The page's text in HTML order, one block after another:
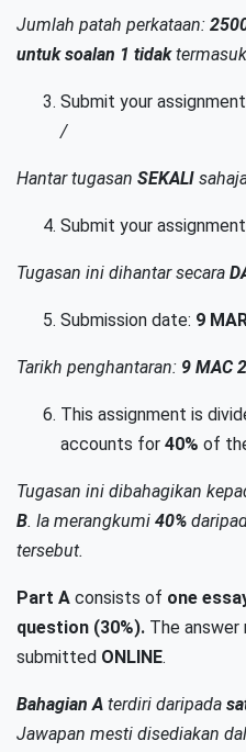
Jumlah patah perkataan:
untuk soalan 1 tidak
Submit your assignment
/
Hantar tugasan SEKALI
Submit your assignment
Tugasan ini dihantar secara
Submission date: 9
Tarikh penghantaran: 9 MAC
This assignment is
accounts for 40% of
Tugasan ini dibahagikan
B. Ia merangkumi 40%
tersebut.
Part A consists of one
question (30%). The answer
submitted ONLINE.
Bahagian A terdiri daripada
Jawapan mesti disediakan